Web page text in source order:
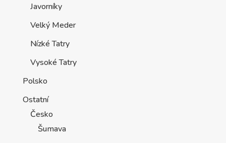
Javorníky
Velký Meder
Nízké Tatry
Vysoké Tatry
Polsko
Ostatní
Česko
Šumava